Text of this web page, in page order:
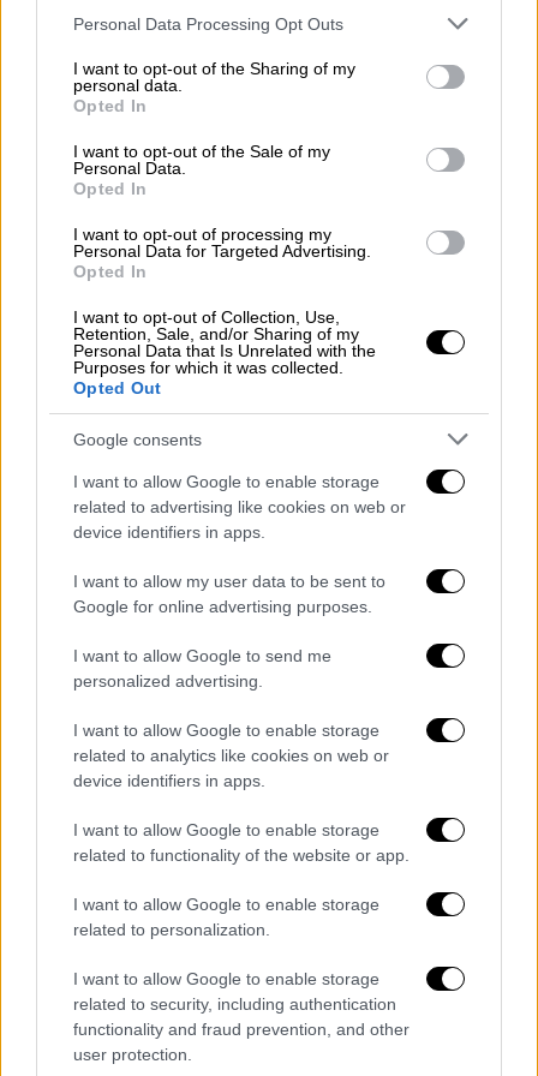
Please note that this website/app uses one or more Google
not limited to your visit or usage behaviour. You may click to
grant or deny consent to Google and its third-party tags to
use your data for below specified purposes in below Google
consent section.
Personal Data Processing Opt Outs
I want to opt-out of the Sharing of my
personal data.
Opted In
I want to opt-out of the Sale of my
Personal Data.
Opted In
I want to opt-out of processing my
Personal Data for Targeted Advertising.
Opted In
I want to opt-out of Collection, Use,
Retention, Sale, and/or Sharing of my
Personal Data that Is Unrelated with the
Purposes for which it was collected.
Opted Out
Google consents
I want to allow Google to enable storage
related to advertising like cookies on web or
device identifiers in apps.
I want to allow my user data to be sent to
Google for online advertising purposes.
I want to allow Google to send me
personalized advertising.
I want to allow Google to enable storage
related to analytics like cookies on web or
device identifiers in apps.
I want to allow Google to enable storage
related to functionality of the website or app.
I want to allow Google to enable storage
related to personalization.
I want to allow Google to enable storage
related to security, including authentication
functionality and fraud prevention, and other
user protection.
τόνισε ηΛίσα Μόνακο, υφυπουργός
Δικαιοσύνης, σύμφωνα με δελτίο Τύπου που
δημοσιοποιήθηκε στην Ουάσιγκτον.
«Προς όσους επιδίδονται σε
εμπορία
ανθρώπωνμέσω του
, να ξέρετε
τούτο: η αμερικανική κυβέρνηση θα σας
καταδιώξει», διεμήνυσε.
Παράλληλα, το
ανακοίνωσε πως προσφέρει ως και 8
εκατομμύρια δολάρια για οποιαδήποτε
πληροφορία θα επέτρεπε τη σύλληψη
διακινητών στη Νταριέν, ειδικά ηγετών της
κολομβιανής συμμορίας Clan del Golfo.
Νταριέν, παραμεθόρια ζώνη 266
χιλιομέτρων που χωρίζει την
χρόνο σε τμήμα της οδού που παίρνουν
μετανάστες από τηνότια Αμερική
προσπάθειά τους να φθάσουν στις ΗΠΑ
μέσω κεντρικής Αμερικής και Μεξικού.
Το Ταμείο τωνΗνωμένων Εθνών
για την
Παιδική Ηλικία (UNICEF) ανακοίνωσε στα
μέσα του Μαΐου ότι πάνω από 30.000 παιδιά
διέσχισαν την αφιλόξενη ζούγκλα κατά τη
διάρκεια των τεσσάρων πρώτων μηνών του
2024, αριθμός αυξημένος κατά 40% σε
σύγκριση με την αντίστοιχη περίοδο της
περασμένης χρονιάς.
Κάπου 2,8 εκατομμύρια παράτυποι
μετανάστες εισέρχονται στην επικράτεια
των ΗΠΑ κάθε χρόνο. Εν μέσω εκλογικής